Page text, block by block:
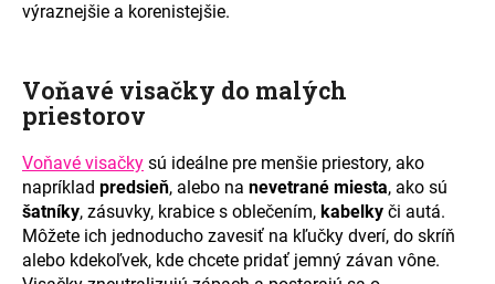
výraznejšie a korenistejšie.
Voňavé visačky do malých
priestorov
Voňavé visačky sú ideálne pre menšie priestory, ako
napríklad predsieň, alebo na nevetrané miesta, ako sú
šatníky, zásuvky, krabice s oblečením, kabelky či autá.
Môžete ich jednoducho zavesiť na kľučky dverí, do skríň
alebo kdekoľvek, kde chcete pridať jemný závan vône.